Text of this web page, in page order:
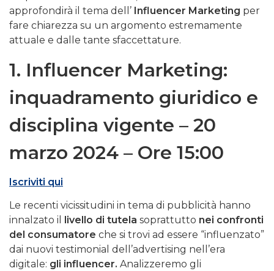
approfondirà il tema dell’ Influencer Marketing per
fare chiarezza su un argomento estremamente
attuale e dalle tante sfaccettature.
1. Influencer Marketing:
inquadramento giuridico e
disciplina vigente – 20
marzo 2024 – Ore 15:00
Iscriviti qui
Le recenti vicissitudini in tema di pubblicità hanno
innalzato il livello di tutela soprattutto nei confronti
del consumatore che si trovi ad essere “influenzato”
dai nuovi testimonial dell’advertising nell’era
digitale: gli influencer. Analizzeremo gli